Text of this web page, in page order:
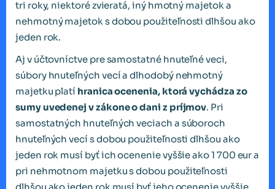
tri roky, niektoré zvieratá, iný hmotný majetok a
nehmotný majetok s dobou použiteľnosti dlhšou ako
jeden rok.
Aj v účtovníctve pre samostatné hnuteľné veci,
súbory hnuteľných vecí a dlhodobý nehmotný
majetku platí hranica ocenenia, ktorá vychádza zo
sumy uvedenej v zákone o dani z príjmov. Pri
samostatných hnuteľných veciach a súboroch
hnuteľných vecí s dobou použiteľnosti dlhšou ako
jeden rok musí byť ich ocenenie vyššie ako 1 700 eur a
pri nehmotnom majetku s dobou použiteľnosti